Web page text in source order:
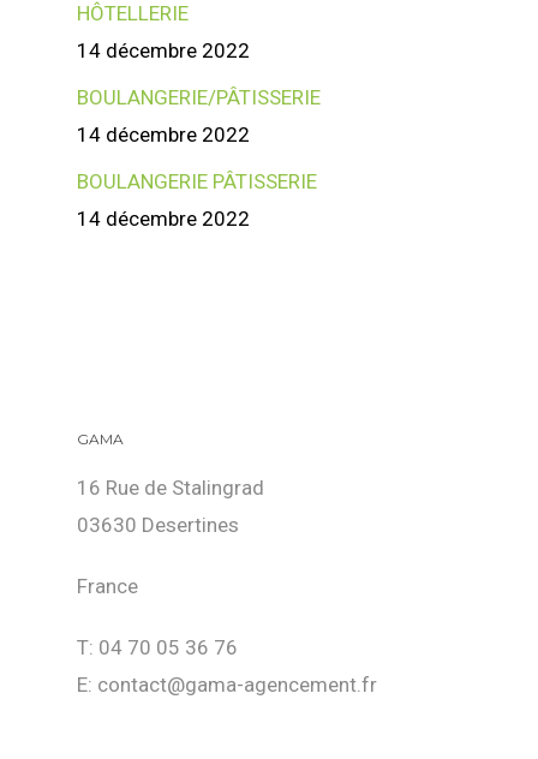
HÔTELLERIE
14 décembre 2022
BOULANGERIE/PÂTISSERIE
14 décembre 2022
BOULANGERIE PÂTISSERIE
14 décembre 2022
GAMA
16 Rue de Stalingrad
03630 Desertines
France
T: 04 70 05 36 76
E: contact@gama-agencement.fr